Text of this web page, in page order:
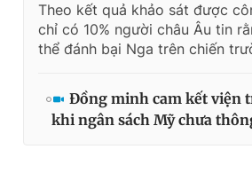
Theo kết quả khảo sát được
chỉ có 10% người châu Âu tin
thể đánh bại Nga trên chiến
Đồng minh cam kết viện
khi ngân sách Mỹ chưa